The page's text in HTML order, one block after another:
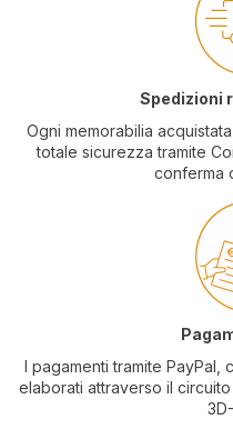
Spedizioni
Ogni memorabilia
totale sicurezza tramite
conferma
I pagamenti tramite
elaborati attraverso il